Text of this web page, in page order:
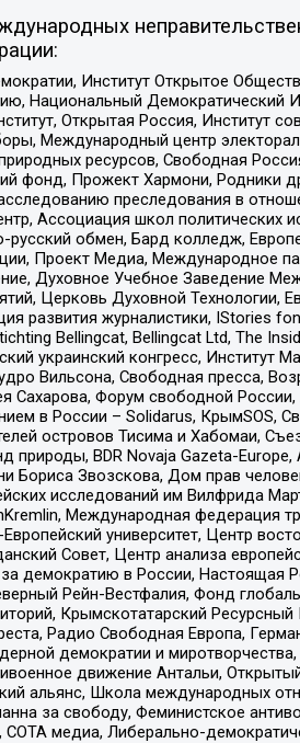
Институт Открытое
Национальный Демократический
Открытая Россия, Институт
Международный центр
ресурсов, Свободная
фонд, Прожект Хармони, Родники
преследования в
Ассоциация школ
русский обмен, Бард колледж,
Проект Медиа, Международное
Духовное Учебное Заведение
Церковь Духовной
журналистики, IStories
Bellingcat, Bellingcat Ltd, The
украинский конгресс,
Вильсона, Свободная пресса,
Форум свободной
в России – Solidarus, КрымSOS,
островов Тисима и Хабомаи,
природы, BDR Novaja Gazeta-
Бориса Звозскова, Дом прав
исследований им Вилфрида
Международная федерация
университет, Центр
Совет, Центр анализа
демократию в России, Настоящая
Рейн-Вестфалия, Фонд
Крымскотатарский
Радио Свободная Европа,
демократии и
движение Антальи,
альянс, Школа международных
за свободу, Феминистское
медиа, Либерально-